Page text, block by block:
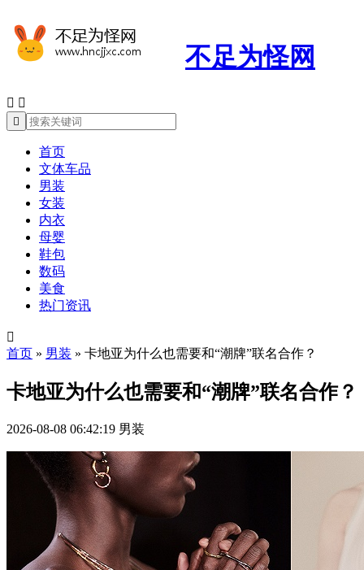
不足为怪网
 

首页
文体车品
男装
女装
内衣
母婴
鞋包
数码
美食
热门资讯

首页 » 男装 » 卡地亚为什么也需要和“潮牌”联名合作？
卡地亚为什么也需要和“潮牌”联名合作？
2026-08-08 06:42:19 男装